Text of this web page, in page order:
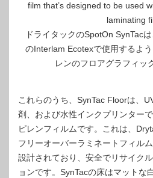
film that’s designed to be used
laminating
ドライタックのSpotOn SynTac
のInterlam Ecotexで使用するよ
レンのフロアグラフィッ
これらのうち、SynTac Floorは、
剤、および水性インクプリンター
ピレンフィルムです。これは、
フリーオーバーラミネートフィル
設計されており、安全でリサイク
ョンです。SynTacの床はマットな